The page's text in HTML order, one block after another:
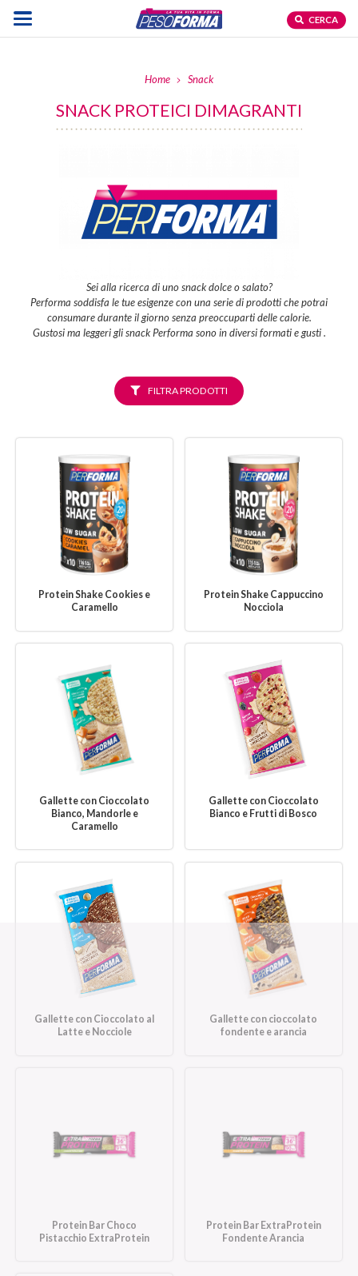
CERCA
Home Snack
SNACK PROTEICI DIMAGRANTI
Sei alla ricerca di uno snack dolce o salato?
Performa soddisfa le tue esigenze con una serie di prodotti che potrai
consumare durante il giorno senza preoccuparti delle calorie.
Gustosi ma leggeri gli snack Performa sono in diversi formati e gusti .
FILTRA PRODOTTI
Protein Shake Cookies e
Caramello
Protein Shake Cappuccino
Nocciola
Gallette con Cioccolato
Bianco, Mandorle e
Caramello
Gallette con Cioccolato
Bianco e Frutti di Bosco
Gallette con Cioccolato al
Latte e Nocciole
Gallette con cioccolato
fondente e arancia
Protein Bar Choco
Pistacchio ExtraProtein
Protein Bar ExtraProtein
Fondente Arancia